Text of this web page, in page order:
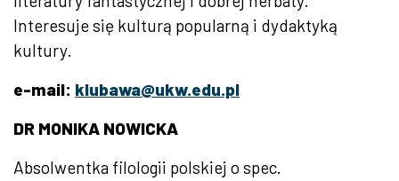
Interesuje się kulturą popularną i dydaktyką
kultury.
e-mail: klubawa@ukw.edu.pl
DR MONIKA NOWICKA
Absolwentka filologii polskiej o spec.